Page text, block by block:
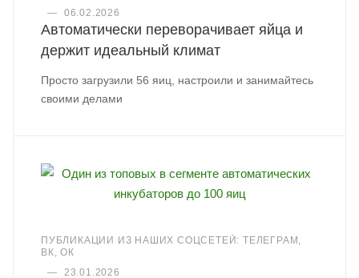
—
06.02.2026
Автоматически переворачивает яйца и
держит идеальный климат
Просто загрузили 56 яиц, настроили и занимайтесь
своими делами
ПУБЛИКАЦИИ ИЗ НАШИХ СОЦСЕТЕЙ: ТЕЛЕГРАМ,
ВК, ОК
—
23.01.2026